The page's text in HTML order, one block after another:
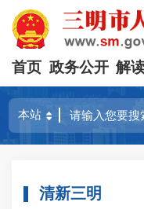
首页 政务公开 解
清新三明